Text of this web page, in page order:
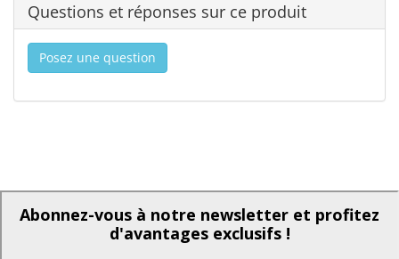
Questions et réponses sur ce produit
Posez une question